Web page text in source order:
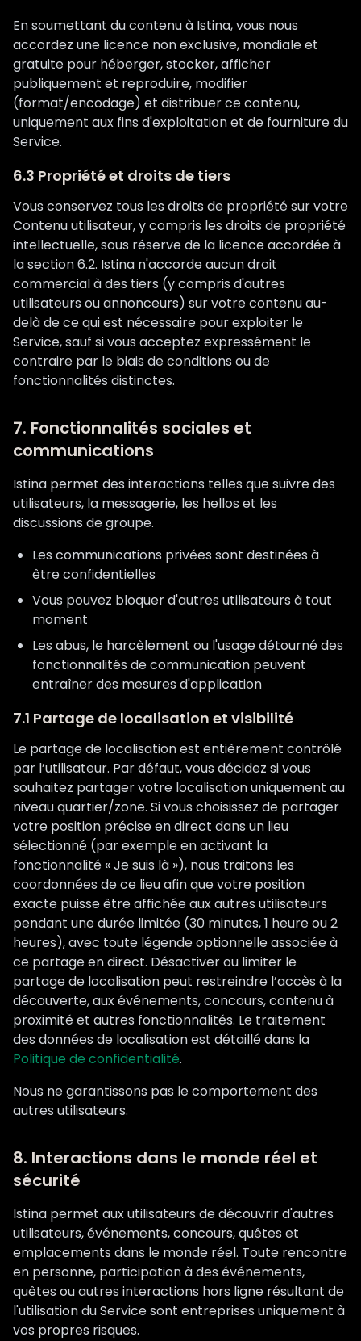
En soumettant du contenu à Istina, vous nous
accordez une licence non exclusive, mondiale et
gratuite pour héberger, stocker, afficher
publiquement et reproduire, modifier
(format/encodage) et distribuer ce contenu,
uniquement aux fins d'exploitation et de fourniture du
Service.
6.3 Propriété et droits de tiers
Vous conservez tous les droits de propriété sur votre
Contenu utilisateur, y compris les droits de propriété
intellectuelle, sous réserve de la licence accordée à
la section 6.2. Istina n'accorde aucun droit
commercial à des tiers (y compris d'autres
utilisateurs ou annonceurs) sur votre contenu au-
delà de ce qui est nécessaire pour exploiter le
Service, sauf si vous acceptez expressément le
contraire par le biais de conditions ou de
fonctionnalités distinctes.
7. Fonctionnalités sociales et
communications
Istina permet des interactions telles que suivre des
utilisateurs, la messagerie, les hellos et les
discussions de groupe.
Les communications privées sont destinées à
être confidentielles
Vous pouvez bloquer d'autres utilisateurs à tout
moment
Les abus, le harcèlement ou l'usage détourné des
fonctionnalités de communication peuvent
entraîner des mesures d'application
7.1 Partage de localisation et visibilité
Le partage de localisation est entièrement contrôlé
par l’utilisateur. Par défaut, vous décidez si vous
souhaitez partager votre localisation uniquement au
niveau quartier/zone. Si vous choisissez de partager
votre position précise en direct dans un lieu
sélectionné (par exemple en activant la
fonctionnalité « Je suis là »), nous traitons les
coordonnées de ce lieu afin que votre position
exacte puisse être affichée aux autres utilisateurs
pendant une durée limitée (30 minutes, 1 heure ou 2
heures), avec toute légende optionnelle associée à
ce partage en direct. Désactiver ou limiter le
partage de localisation peut restreindre l’accès à la
découverte, aux événements, concours, contenu à
proximité et autres fonctionnalités. Le traitement
des données de localisation est détaillé dans la
Politique de confidentialité.
Nous ne garantissons pas le comportement des
autres utilisateurs.
8. Interactions dans le monde réel et
sécurité
Istina permet aux utilisateurs de découvrir d'autres
utilisateurs, événements, concours, quêtes et
emplacements dans le monde réel. Toute rencontre
en personne, participation à des événements,
quêtes ou autres interactions hors ligne résultant de
l'utilisation du Service sont entreprises uniquement à
vos propres risques.